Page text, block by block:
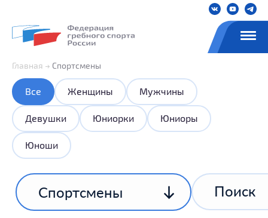
Главная Спортсмены
Все Женщины Мужчины
Девушки Юниорки Юниоры
Юноши
Спортсмены